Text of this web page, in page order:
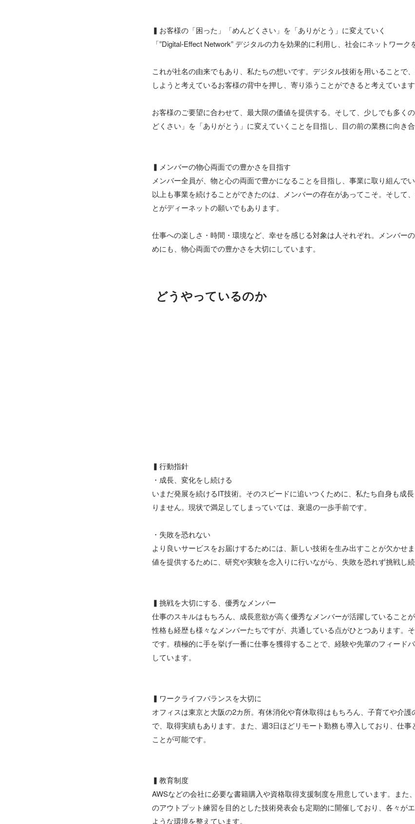
▍お客様の「困った」「めんどくさい」を「ありがとう」に変えていく
「”Digital-Effect Network” デジタルの力を効果的に利用し、社会にネットワーク
これが社名の由来でもあり、私たちの想いです。デジタル技術を用いることで
しようと考えているお客様の背中を押し、寄り添うことができると考えています
お客様のご要望に合わせて、最大限の価値を提供する。そして、少しでも多く
どくさい」を「ありがとう」に変えていくことを目指し、目の前の業務に向き合
▍メンバーの物心両面での豊かさを目指す
メンバー全員が、物と心の両面で豊かになることを目指し、事業に取り組んで
以上も事業を続けることができたのは、メンバーの存在があってこそ。そして
とがディーネットの願いでもあります。
仕事への楽しさ・時間・環境など、幸せを感じる対象は人それぞれ。メンバー
めにも、物心両面での豊かさを大切にしています。
どうやっているのか
▍行動指針
・成長、変化をし続ける
いまだ発展を続けるIT技術。そのスピードに追いつくために、私たち自身も成
りません。現状で満足してしまっていては、衰退の一歩手前です。
・失敗を恐れない
より良いサービスをお届けするためには、新しい技術を生み出すことが欠かせ
値を提供するために、研究や実験を念入りに行いながら、失敗を恐れず挑戦し続
▍挑戦を大切にする、優秀なメンバー
仕事のスキルはもちろん、成長意欲が高く優秀なメンバーが活躍していることが
性格も経歴も様々なメンバーたちですが、共通している点がひとつあります。
です。積極的に手を挙げ一番に仕事を獲得することで、経験や先輩のフィード
しています。
▍ワークライフバランスを大切に
オフィスは東京と大阪の2カ所。有休消化や育休取得はもちろん、子育てや介
で、取得実績もあります。また、週3日ほどリモート勤務も導入しており、仕事
ことが可能です。
▍教育制度
AWSなどの会社に必要な書籍購入や資格取得支援制度を用意しています。また
のアウトプット練習を目的とした技術発表会も定期的に開催しており、各々が
ような環境を整えています。